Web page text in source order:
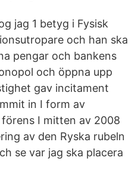
jag 1 betyg i Fysisk
och han ska
pengar och bankens
och öppna upp
gav incitament
in I form av
I mitten av 2008
av den Ryska rubeln
se var jag ska placera